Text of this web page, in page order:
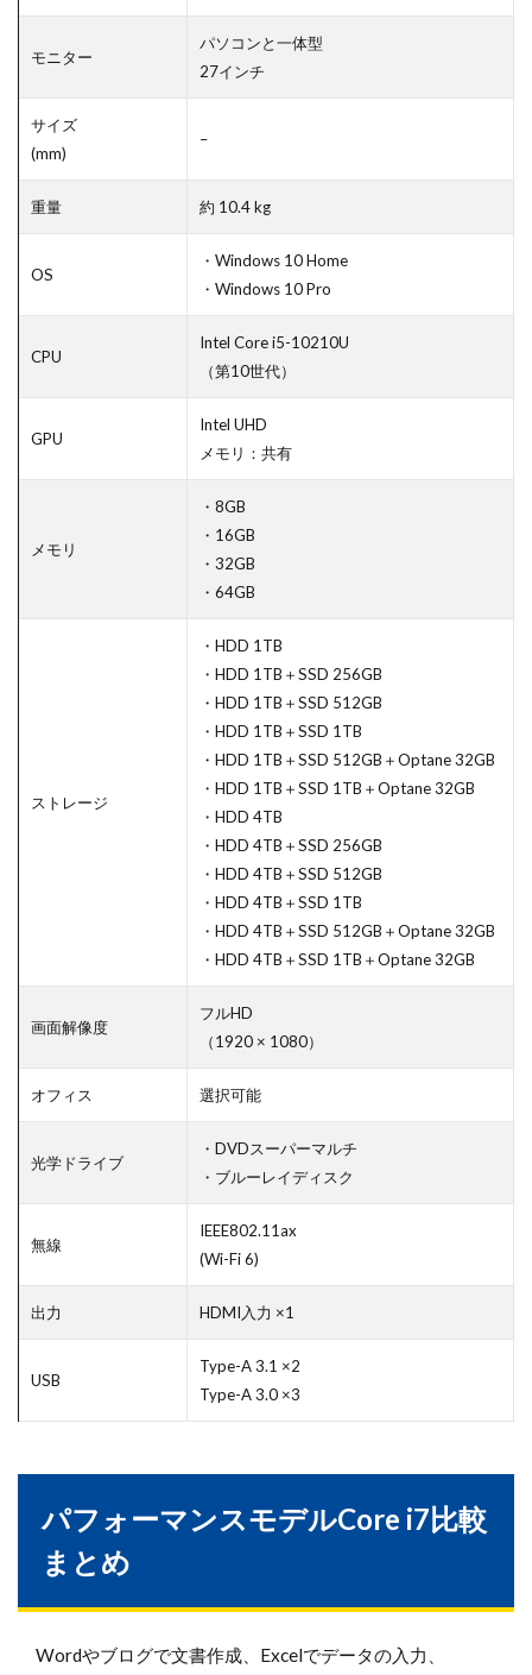
モニター
パソコンと一体型
27インチ
サイズ
(mm)
–
重量 約 10.4 kg
OS
・Windows 10 Home
・Windows 10 Pro
CPU
Intel Core i5-10210U
（第10世代）
GPU
Intel UHD
メモリ：共有
メモリ
・8GB
・16GB
・32GB
・64GB
ストレージ
・HDD 1TB
・HDD 1TB＋SSD 256GB
・HDD 1TB＋SSD 512GB
・HDD 1TB＋SSD 1TB
・HDD 1TB＋SSD 512GB＋Optane 32GB
・HDD 1TB＋SSD 1TB＋Optane 32GB
・HDD 4TB
・HDD 4TB＋SSD 256GB
・HDD 4TB＋SSD 512GB
・HDD 4TB＋SSD 1TB
・HDD 4TB＋SSD 512GB＋Optane 32GB
・HDD 4TB＋SSD 1TB＋Optane 32GB
画面解像度
フルHD
（1920 × 1080）
オフィス 選択可能
光学ドライブ
・DVDスーパーマルチ
・ブルーレイディスク
無線
IEEE802.11ax
(Wi-Fi 6)
出力 HDMI入力 ×1
USB
Type-A 3.1 ×2
Type-A 3.0 ×3
パフォーマンスモデルCore i7比較
まとめ
Wordやブログで文書作成、Excelでデータの入力、